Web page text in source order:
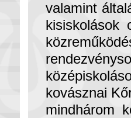
valamint
kisiskolások
kovásznai
mindhárom